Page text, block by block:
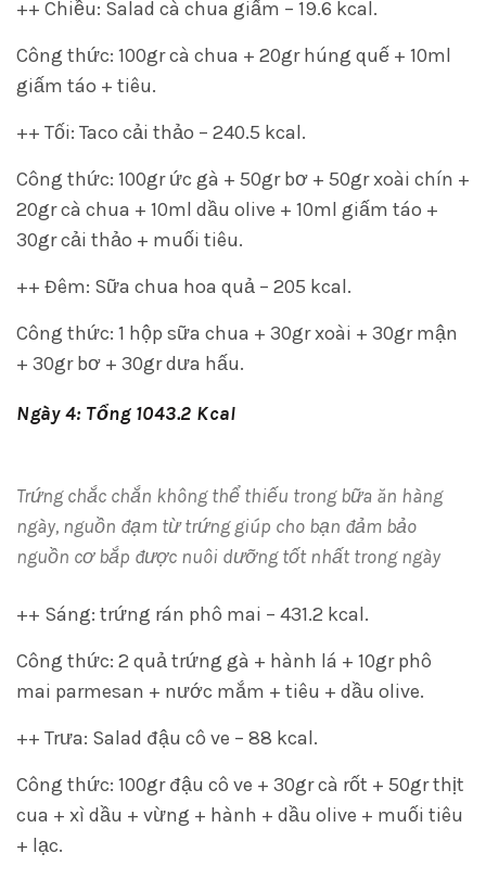
++ Chiều: Salad cà chua giấm – 19.6 kcal.
Công thức: 100gr cà chua + 20gr húng quế + 10ml
giấm táo + tiêu.
++ Tối: Taco cải thảo – 240.5 kcal.
Công thức: 100gr ức gà + 50gr bơ + 50gr xoài chín +
20gr cà chua + 10ml dầu olive + 10ml giấm táo +
30gr cải thảo + muối tiêu.
++ Đêm: Sữa chua hoa quả – 205 kcal.
Công thức: 1 hộp sữa chua + 30gr xoài + 30gr mận
+ 30gr bơ + 30gr dưa hấu.
Ngày 4: Tổng 1043.2 Kcal
Trứng chắc chắn không thể thiếu trong bữa ăn hàng
ngày, nguồn đạm từ trứng giúp cho bạn đảm bảo
nguồn cơ bắp được nuôi dưỡng tốt nhất trong ngày
++ Sáng: trứng rán phô mai – 431.2 kcal.
Công thức: 2 quả trứng gà + hành lá + 10gr phô
mai parmesan + nước mắm + tiêu + dầu olive.
++ Trưa: Salad đậu cô ve – 88 kcal.
Công thức: 100gr đậu cô ve + 30gr cà rốt + 50gr thịt
cua + xì dầu + vừng + hành + dầu olive + muối tiêu
+ lạc.